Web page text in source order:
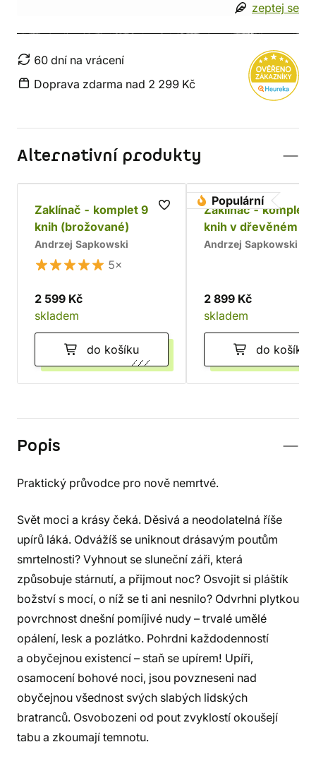
zeptej se
60 dní na vrácení
Doprava zdarma nad 2 299 Kč
Alternativní produkty
Zaklínač - komplet 9
knih (brožované)
Andrzej Sapkowski
5×
2 599 Kč
skladem
do košíku
Populární
Zaklínač - komplet
knih v dřevěném
Chrám
Andrzej Sapkowski
2 899 Kč
skladem
do košíku
Popis
Praktický průvodce pro nově nemrtvé.
Svět moci a krásy čeká. Děsivá a neodolatelná říše
upírů láká. Odvážíš se uniknout drásavým poutům
smrtelnosti? Vyhnout se sluneční záři, která
způsobuje stárnutí, a přijmout noc? Osvojit si pláštík
božství s mocí, o níž se ti ani nesnilo? Odvrhni plytkou
povrchnost dnešní pomíjivé nudy – trvalé umělé
opálení, lesk a pozlátko. Pohrdni každodenností
a obyčejnou existencí – staň se upírem! Upíři,
osamocení bohové noci, jsou povzneseni nad
obyčejnou všednost svých slabých lidských
bratranců. Osvobozeni od pout zvyklostí okoušejí
tabu a zkoumají temnotu.